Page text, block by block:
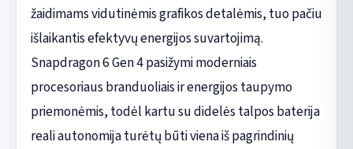
žaidimams vidutinėmis grafikos detalėmis, tuo pačiu
išlaikantis efektyvų energijos suvartojimą.
Snapdragon 6 Gen 4 pasižymi moderniais
procesoriaus branduoliais ir energijos taupymo
priemonėmis, todėl kartu su didelės talpos baterija
reali autonomija turėtų būti viena iš pagrindinių